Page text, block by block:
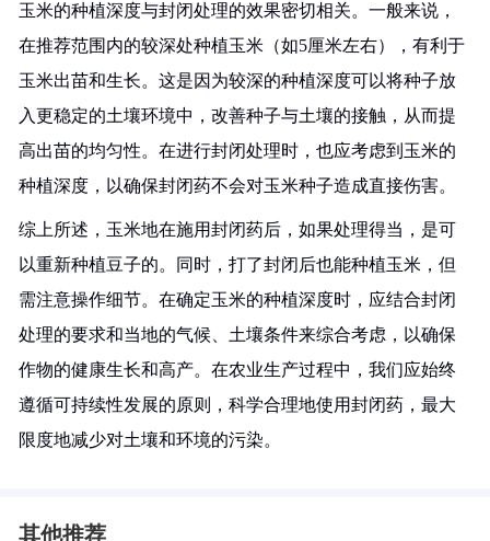
玉米的种植深度与封闭处理的效果密切相关。一般来说，
在推荐范围内的较深处种植玉米（如5厘米左右），有利于
玉米出苗和生长。这是因为较深的种植深度可以将种子放
入更稳定的土壤环境中，改善种子与土壤的接触，从而提
高出苗的均匀性。在进行封闭处理时，也应考虑到玉米的
种植深度，以确保封闭药不会对玉米种子造成直接伤害。
综上所述，玉米地在施用封闭药后，如果处理得当，是可
以重新种植豆子的。同时，打了封闭后也能种植玉米，但
需注意操作细节。在确定玉米的种植深度时，应结合封闭
处理的要求和当地的气候、土壤条件来综合考虑，以确保
作物的健康生长和高产。在农业生产过程中，我们应始终
遵循可持续性发展的原则，科学合理地使用封闭药，最大
限度地减少对土壤和环境的污染。
其他推荐